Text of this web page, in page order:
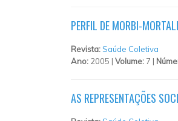
PERFIL DE MORBI-
Revista:Saúde Coletiva
Ano: 2005 | Volume: 7 |
AS REPRESENTAÇÕES